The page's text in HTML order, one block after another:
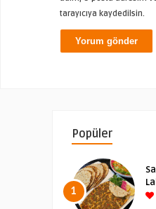
tarayıcıya kaydedilsin.
Popüler
1